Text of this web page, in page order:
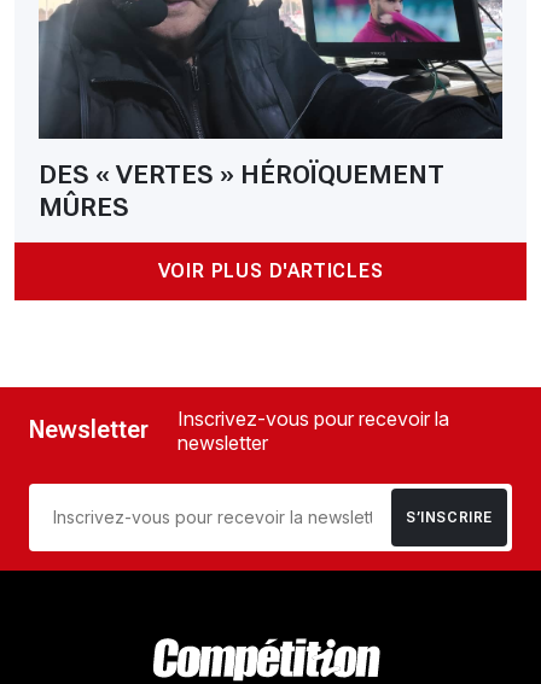
DES « VERTES » HÉROÏQUEMENT
MÛRES
VOIR PLUS D'ARTICLES
Newsletter
Inscrivez-vous pour recevoir la
newsletter
S’INSCRIRE